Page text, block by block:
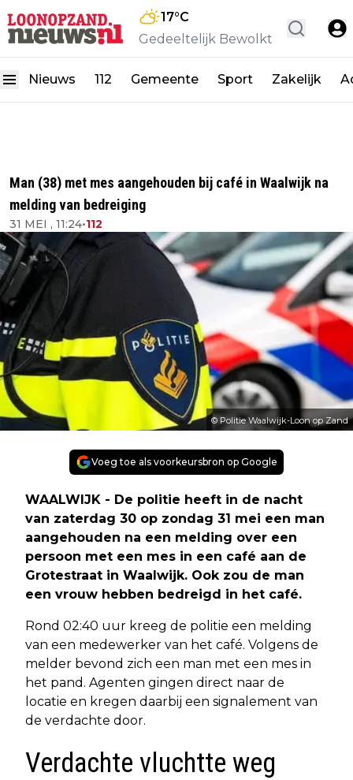
17°C
Gedeeltelijk Bewolkt
Nieuws 112 Gemeente Sport Zakelijk
Man (38) met mes aangehouden bij café in Waalwijk na
melding van bedreiging
31 MEI , 11:24•112
© Politie Waalwijk-Loon op Zand
Voeg toe als voorkeursbron op Google
WAALWIJK - De politie heeft in de nacht
van zaterdag 30 op zondag 31 mei een man
aangehouden na een melding over een
persoon met een mes in een café aan de
Grotestraat in Waalwijk. Ook zou de man
een vrouw hebben bedreigd in het café.
Rond 02:40 uur kreeg de politie een melding
van een medewerker van het café. Volgens de
melder bevond zich een man met een mes in
het pand. Agenten gingen direct naar de
locatie en kregen daarbij een signalement van
de verdachte door.
Verdachte vluchtte weg